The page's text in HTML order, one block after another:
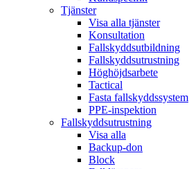
Tjänster
Visa alla tjänster
Konsultation
Fallskyddsutbildning
Fallskyddsutrustning
Höghöjdsarbete
Tactical
Fasta fallskyddssystem
PPE-inspektion
Fallskyddsutrustning
Visa alla
Backup-don
Block